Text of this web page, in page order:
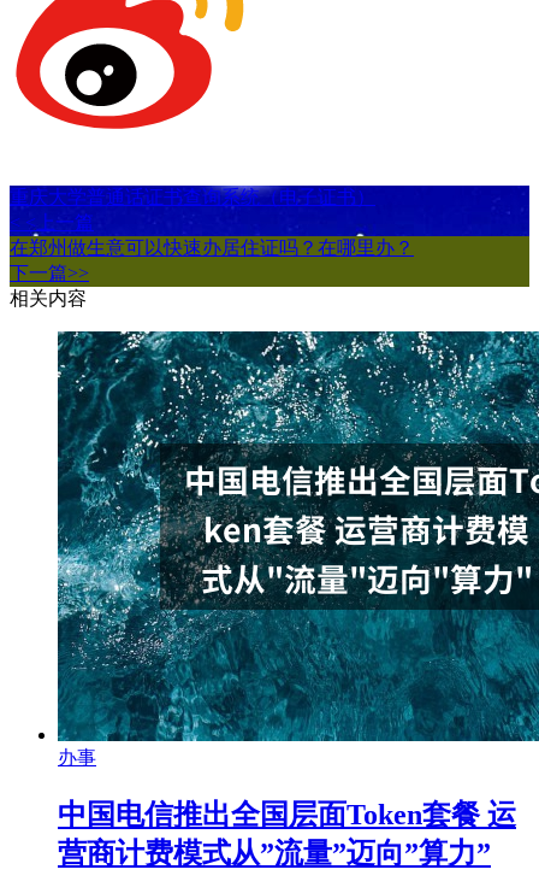
重庆大学普通话证书查询系统（电子证书）
< <上一篇
在郑州做生意可以快速办居住证吗？在哪里办？
下一篇>>
相关内容
办事
中国电信推出全国层面Token套餐 运
营商计费模式从”流量”迈向”算力”